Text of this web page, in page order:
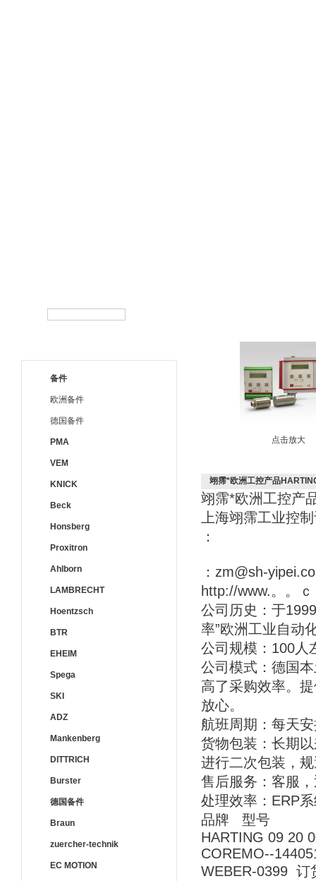
备件
欧洲备件
德国备件
PMA
VEM
KNICK
Beck
Honsberg
Proxitron
Ahlborn
LAMBRECHT
Hoentzsch
BTR
EHEIM
Spega
SKI
ADZ
Mankenberg
DITTRICH
Burster
德国备件
Braun
zuercher-technik
EC MOTION
点击放大
翊霈*欧洲工控产品
翊霈*欧洲工控
上海翊霈工业
：
：zm@sh-
http://www.。。
公司历史：于
率”欧洲工业自动
公司规模：100人
公司模式：德国
高了采购效率。
放心。
航班周期：每天
货物包装：长期
进行二次包装，
售后服务：客服
处理效率：ERP
品牌 型号
HARTING 09 20
COREMO--
WEBER-0399 订